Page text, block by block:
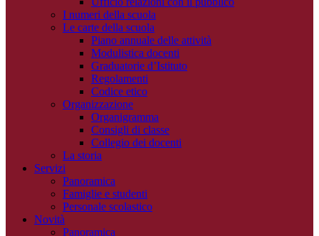
I numeri della scuola
Le carte della scuola
Piano annuale delle attività
Modulistica docenti
Graduatorie d’Istituto
Regolamenti
Codice etico
Organizzazione
Organigramma
Consigli di classe
Collegio dei docenti
La storia
Servizi
Panoramica
Famiglie e studenti
Personale scolastico
Novità
Panoramica